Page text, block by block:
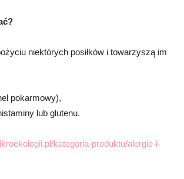
niektórych posiłków i towarzyszą im
pokarmowy),
lub glutenu.
kategoria-produktu/alergie-i-